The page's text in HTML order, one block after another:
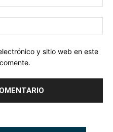
y sitio web en este